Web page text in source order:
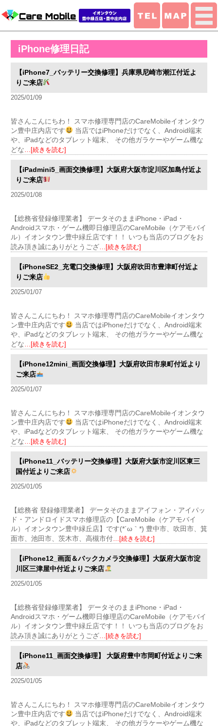
iPhone修理日記
【iPhone7_バッテリー交換修理】兵庫県尼崎市潮江付近よ
りご来店
2025/01/09
皆さんこんにちわ！ スマホ修理専門店のCareMobileイオンタウ
ン豊中庄内店です
当店ではiPhoneだけでなく、Android端末
や、iPadなどのタブレット端末、 その他ガラケーやゲーム機な
どな…[続きを読む]
【iPadmini5_画面交換修理】大阪府大阪市淀川区加島付近よ
りご来店
2025/01/08
【総務省登録修理業者】 データそのままiPhone・iPad・
Androidスマホ・ゲーム機即日修理店のCareMobile（ケアモバイ
ル）イオンタウン豊中緑丘店です！！ いつも当店のブログをお
読み頂き誠にありがとうござ…[続きを読む]
【iPhoneSE2_充電口交換修理】大阪府吹田市豊津町付近よ
りご来店
2025/01/07
皆さんこんにちわ！ スマホ修理専門店のCareMobileイオンタウ
ン豊中庄内店です
当店ではiPhoneだけでなく、Android端末
や、iPadなどのタブレット端末、 その他ガラケーやゲーム機な
どな…[続きを読む]
【iPhone12mini_画面交換修理】大阪府吹田市泉町付近より
ご来店
2025/01/07
皆さんこんにちわ！ スマホ修理専門店のCareMobileイオンタウ
ン豊中庄内店です
当店ではiPhoneだけでなく、Android端末
や、iPadなどのタブレット端末、 その他ガラケーやゲーム機な
どな…[続きを読む]
【iPhone11_バッテリー交換修理】大阪府大阪市淀川区東三
国付近よりご来店
2025/01/05
【総務省 登録修理業者】 データそのままアイフォン・アイパッ
ド・アンドロイドスマホ修理店の【CareMobile（ケアモバイ
ル）イオンタウン豊中緑丘店】です(*´ω｀*) 豊中市、吹田市、箕
面市、池田市、茨木市、高槻市付…[続きを読む]
【iPhone12_画面＆バックカメラ交換修理】大阪府大阪市淀
川区三津屋中付近よりご来店
2025/01/05
【総務省登録修理業者】 データそのままiPhone・iPad・
Androidスマホ・ゲーム機即日修理店のCareMobile（ケアモバイ
ル）イオンタウン豊中緑丘店です！！ いつも当店のブログをお
読み頂き誠にありがとうござ…[続きを読む]
【iPhone11_画面交換修理】 大阪府豊中市岡町付近よりご来
店
2025/01/05
皆さんこんにちわ！ スマホ修理専門店のCareMobileイオンタウ
ン豊中庄内店です
当店ではiPhoneだけでなく、Android端末
や、iPadなどのタブレット端末、 その他ガラケーやゲーム機な